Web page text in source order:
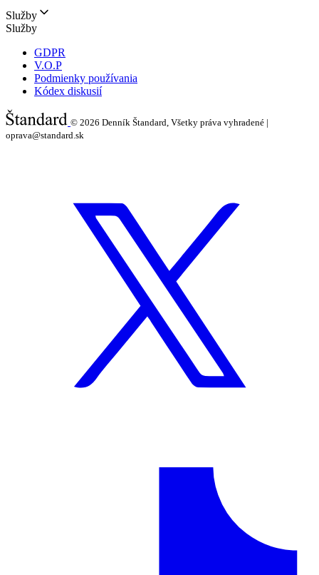
Služby
Služby
GDPR
V.O.P
Podmienky používania
Kódex diskusií
© 2026 Denník Štandard, Všetky práva vyhradené |
oprava@standard.sk